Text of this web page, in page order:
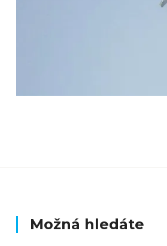
Možná hledáte